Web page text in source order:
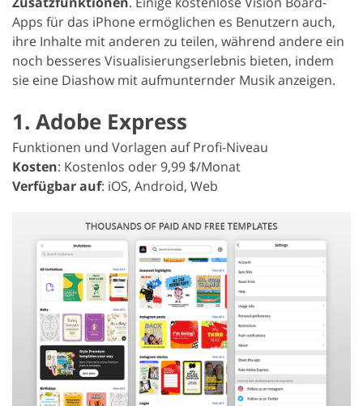
Apps für das iPhone ermöglichen es Benutzern auch,
ihre Inhalte mit anderen zu teilen, während andere ein
noch besseres Visualisierungserlebnis bieten, indem
sie eine Diashow mit aufmunternder Musik anzeigen.
1. Adobe Express
Funktionen und Vorlagen auf Profi-Niveau
Kosten: Kostenlos oder 9,99 $/Monat
Verfügbar auf: iOS, Android, Web